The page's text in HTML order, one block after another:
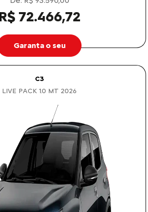
R$ 72.466,72
Garanta o seu
C3
LIVE PACK 1.0 MT 2026